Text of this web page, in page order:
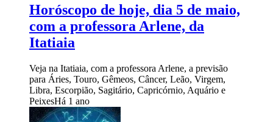
Horóscopo de hoje, dia 5 de maio,
com a professora Arlene, da
Itatiaia
Veja na Itatiaia, com a professora Arlene, a previsão
para Áries, Touro, Gêmeos, Câncer, Leão, Virgem,
Libra, Escorpião, Sagitário, Capricórnio, Aquário e
PeixesHá 1 ano